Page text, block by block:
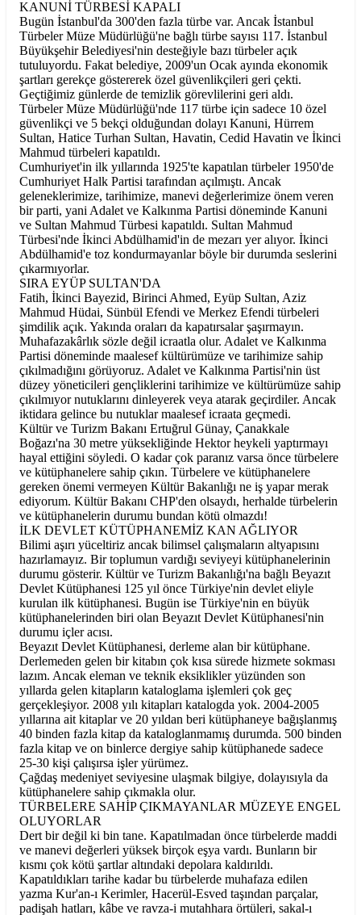
KANUNİ TÜRBESİ KAPALI
Bugün İstanbul'da 300'den fazla türbe var. Ancak İstanbul
Türbeler Müze Müdürlüğü'ne bağlı türbe sayısı 117. İstanbul
Büyükşehir Belediyesi'nin desteğiyle bazı türbeler açık
tutuluyordu. Fakat belediye, 2009'un Ocak ayında ekonomik
şartları gerekçe göstererek özel güvenlikçileri geri çekti.
Geçtiğimiz günlerde de temizlik görevlilerini geri aldı.
Türbeler Müze Müdürlüğü'nde 117 türbe için sadece 10 özel
güvenlikçi ve 5 bekçi olduğundan dolayı Kanuni, Hürrem
Sultan, Hatice Turhan Sultan, Havatin, Cedid Havatin ve İkinci
Mahmud türbeleri kapatıldı.
Cumhuriyet'in ilk yıllarında 1925'te kapatılan türbeler 1950'de
Cumhuriyet Halk Partisi tarafından açılmıştı. Ancak
geleneklerimize, tarihimize, manevi değerlerimize önem veren
bir parti, yani Adalet ve Kalkınma Partisi döneminde Kanuni
ve Sultan Mahmud Türbesi kapatıldı. Sultan Mahmud
Türbesi'nde İkinci Abdülhamid'in de mezarı yer alıyor. İkinci
Abdülhamid'e toz kondurmayanlar böyle bir durumda seslerini
çıkarmıyorlar.
SIRA EYÜP SULTAN'DA
Fatih, İkinci Bayezid, Birinci Ahmed, Eyüp Sultan, Aziz
Mahmud Hüdai, Sünbül Efendi ve Merkez Efendi türbeleri
şimdilik açık. Yakında oraları da kapatırsalar şaşırmayın.
Muhafazakârlık sözle değil icraatla olur. Adalet ve Kalkınma
Partisi döneminde maalesef kültürümüze ve tarihimize sahip
çıkılmadığını görüyoruz. Adalet ve Kalkınma Partisi'nin üst
düzey yöneticileri gençliklerini tarihimize ve kültürümüze sahip
çıkılmıyor nutuklarını dinleyerek veya atarak geçirdiler. Ancak
iktidara gelince bu nutuklar maalesef icraata geçmedi.
Kültür ve Turizm Bakanı Ertuğrul Günay, Çanakkale
Boğazı'na 30 metre yüksekliğinde Hektor heykeli yaptırmayı
hayal ettiğini söyledi. O kadar çok paranız varsa önce türbelere
ve kütüphanelere sahip çıkın. Türbelere ve kütüphanelere
gereken önemi vermeyen Kültür Bakanlığı ne iş yapar merak
ediyorum. Kültür Bakanı CHP'den olsaydı, herhalde türbelerin
ve kütüphanelerin durumu bundan kötü olmazdı!
İLK DEVLET KÜTÜPHANEMİZ KAN AĞLIYOR
Bilimi aşırı yüceltiriz ancak bilimsel çalışmaların altyapısını
hazırlamayız. Bir toplumun vardığı seviyeyi kütüphanelerinin
durumu gösterir. Kültür ve Turizm Bakanlığı'na bağlı Beyazıt
Devlet Kütüphanesi 125 yıl önce Türkiye'nin devlet eliyle
kurulan ilk kütüphanesi. Bugün ise Türkiye'nin en büyük
kütüphanelerinden biri olan Beyazıt Devlet Kütüphanesi'nin
durumu içler acısı.
Beyazıt Devlet Kütüphanesi, derleme alan bir kütüphane.
Derlemeden gelen bir kitabın çok kısa sürede hizmete sokması
lazım. Ancak eleman ve teknik eksiklikler yüzünden son
yıllarda gelen kitapların kataloglama işlemleri çok geç
gerçekleşiyor. 2008 yılı kitapları katalogda yok. 2004-2005
yıllarına ait kitaplar ve 20 yıldan beri kütüphaneye bağışlanmış
40 binden fazla kitap da kataloglanmamış durumda. 500 binden
fazla kitap ve on binlerce dergiye sahip kütüphanede sadece
25-30 kişi çalışırsa işler yürümez.
Çağdaş medeniyet seviyesine ulaşmak bilgiye, dolayısıyla da
kütüphanelere sahip çıkmakla olur.
TÜRBELERE SAHİP ÇIKMAYANLAR MÜZEYE ENGEL
OLUYORLAR
Dert bir değil ki bin tane. Kapatılmadan önce türbelerde maddi
ve manevi değerleri yüksek birçok eşya vardı. Bunların bir
kısmı çok kötü şartlar altındaki depolara kaldırıldı.
Kapatıldıkları tarihe kadar bu türbelerde muhafaza edilen
yazma Kur'an-ı Kerimler, Hacerül-Esved taşından parçalar,
padişah hatları, kâbe ve ravza-i mutahhara örtüleri, sakal-ı